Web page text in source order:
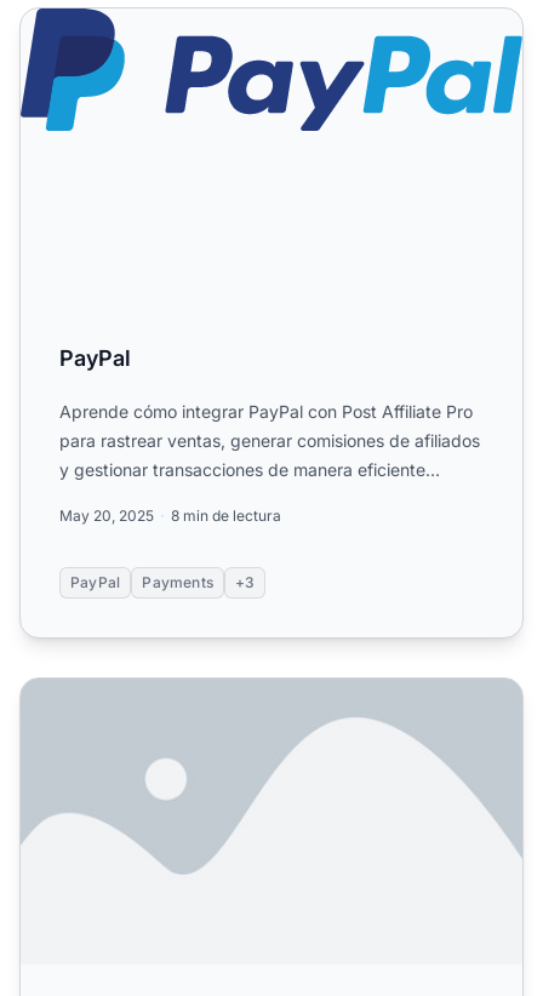
PayPal
PayPal
Aprende cómo integrar PayPal con Post Affiliate Pro
para rastrear ventas, generar comisiones de afiliados
y gestionar transacciones de manera eficiente
May 20, 2025 8 min de lectura
PayPal Payments +3
Integración de Post Affiliate Pro